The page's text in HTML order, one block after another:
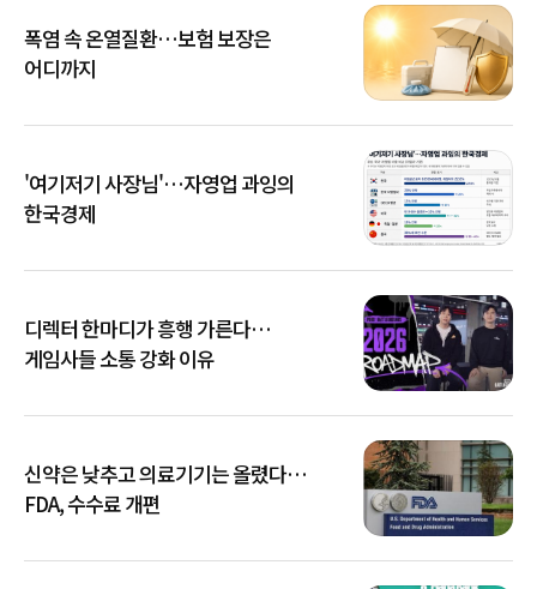
폭염 속 온열질환…보험 보장은
어디까지
'여기저기 사장님'…자영업 과잉의
한국경제
디렉터 한마디가 흥행 가른다…
게임사들 소통 강화 이유
신약은 낮추고 의료기기는 올렸다…
FDA, 수수료 개편